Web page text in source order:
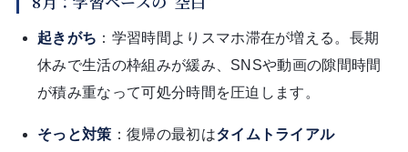
起きがち ：学習時間よりスマホ滞在が増える。長期
休みで生活の枠組みが緩み、SNSや動画の隙間時間
が積み重なって可処分時間を圧迫します。
そっと対策 ：復帰の最初はタイムトライアル